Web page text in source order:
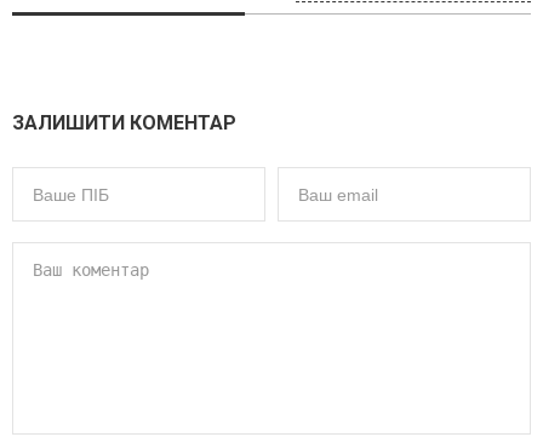
ЗАЛИШИТИ КОМЕНТАР